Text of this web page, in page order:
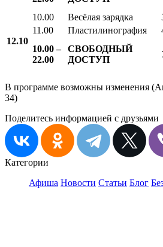
12.10
10.00 Весёлая зарядка
11.00 Пластилинография
10.00 –
22.00
СВОБОДНЫЙ
ДОСТУП
В программе возможны изменения
34)
Поделитесь информацией с друзьями
Категории
Афиша Новости Статьи Блог